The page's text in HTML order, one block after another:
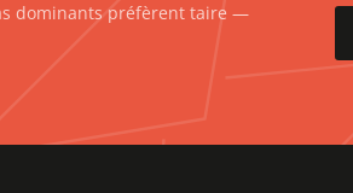
dominants préfèrent taire —